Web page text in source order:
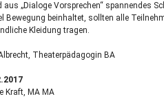
aus „Dialoge Vorsprechen“ spannendes
Bewegung beinhaltet, sollten alle
Kleidung tragen.
Theaterpädagogin BA
Kraft, MA MA